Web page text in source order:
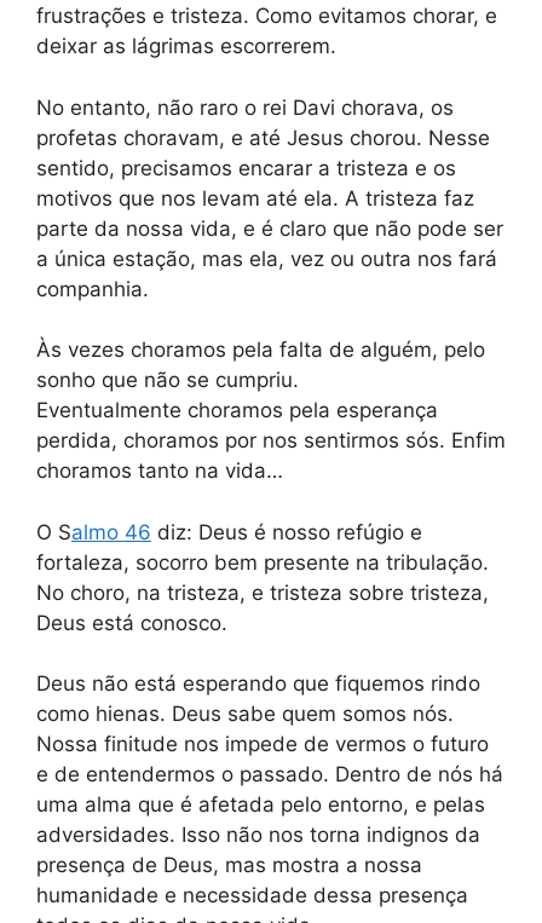
frustrações e tristeza. Como evitamos chorar, e
deixar as lágrimas escorrerem.
No entanto, não raro o rei Davi chorava, os
profetas choravam, e até Jesus chorou. Nesse
sentido, precisamos encarar a tristeza e os
motivos que nos levam até ela. A tristeza faz
parte da nossa vida, e é claro que não pode ser
a única estação, mas ela, vez ou outra nos fará
companhia.
Às vezes choramos pela falta de alguém, pelo
sonho que não se cumpriu.
Eventualmente choramos pela esperança
perdida, choramos por nos sentirmos sós. Enfim
choramos tanto na vida…
O Salmo 46 diz: Deus é nosso refúgio e
fortaleza, socorro bem presente na tribulação.
No choro, na tristeza, e tristeza sobre tristeza,
Deus está conosco.
Deus não está esperando que fiquemos rindo
como hienas. Deus sabe quem somos nós.
Nossa finitude nos impede de vermos o futuro
e de entendermos o passado. Dentro de nós há
uma alma que é afetada pelo entorno, e pelas
adversidades. Isso não nos torna indignos da
presença de Deus, mas mostra a nossa
humanidade e necessidade dessa presença